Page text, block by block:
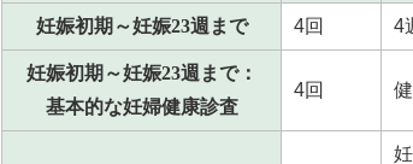
妊娠初期～妊娠23週まで 4回 4
妊娠初期～妊娠23週まで：
基本的な妊婦健康診査
4回